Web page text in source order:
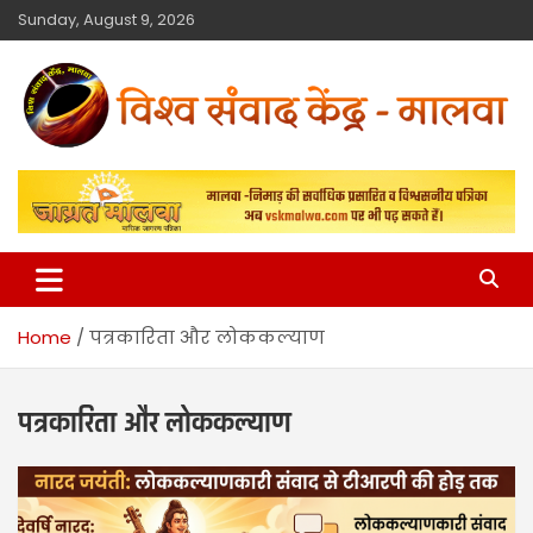
Sunday, August 9, 2026
विश्व संवाद केंद्र
मालवा
Home पत्रकारिता और लोककल्याण
पत्रकारिता और लोककल्याण